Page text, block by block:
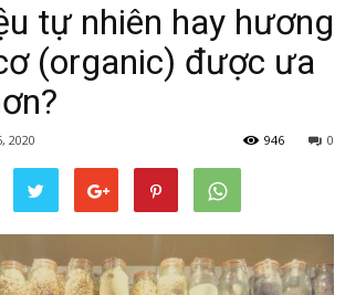
tự nhiên hay hương
(organic) được ưa
2020 0
946